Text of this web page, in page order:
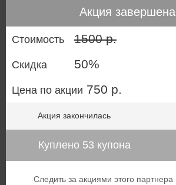
Акция завершена
Стоимость 1500 р.
Скидка 50%
Цена по акции 750 р.
Акция закончилась
Куплено 53 купона
Следить за акциями этого партнера